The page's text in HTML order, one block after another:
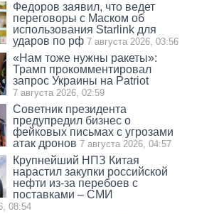
Федоров заявил, что ведет
переговоры с Маском об
использования Starlink для
ударов по рф 7 августа 2026, 03:56
«Нам тоже нужны ракеты»:
Трамп прокомментировал
запрос Украины на Patriot
7 августа 2026, 02:59
Советник президента
предупредил бизнес о
фейковых письмах с угрозами
атак дронов 7 августа 2026, 04:57
Крупнейший НПЗ Китая
нарастил закупки российской
нефти из-за перебоев с
поставками – СМИ
08:54